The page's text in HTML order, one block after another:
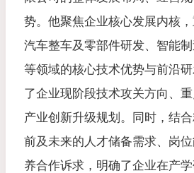
势。他聚焦企业核心发展内核
汽车整车及零部件研发、智能
等领域的核心技术优势与前沿
了企业现阶段技术攻关方向、
产业创新升级规划。同时，结
前及未来的人才储备需求、岗
养合作诉求，明确了企业在产